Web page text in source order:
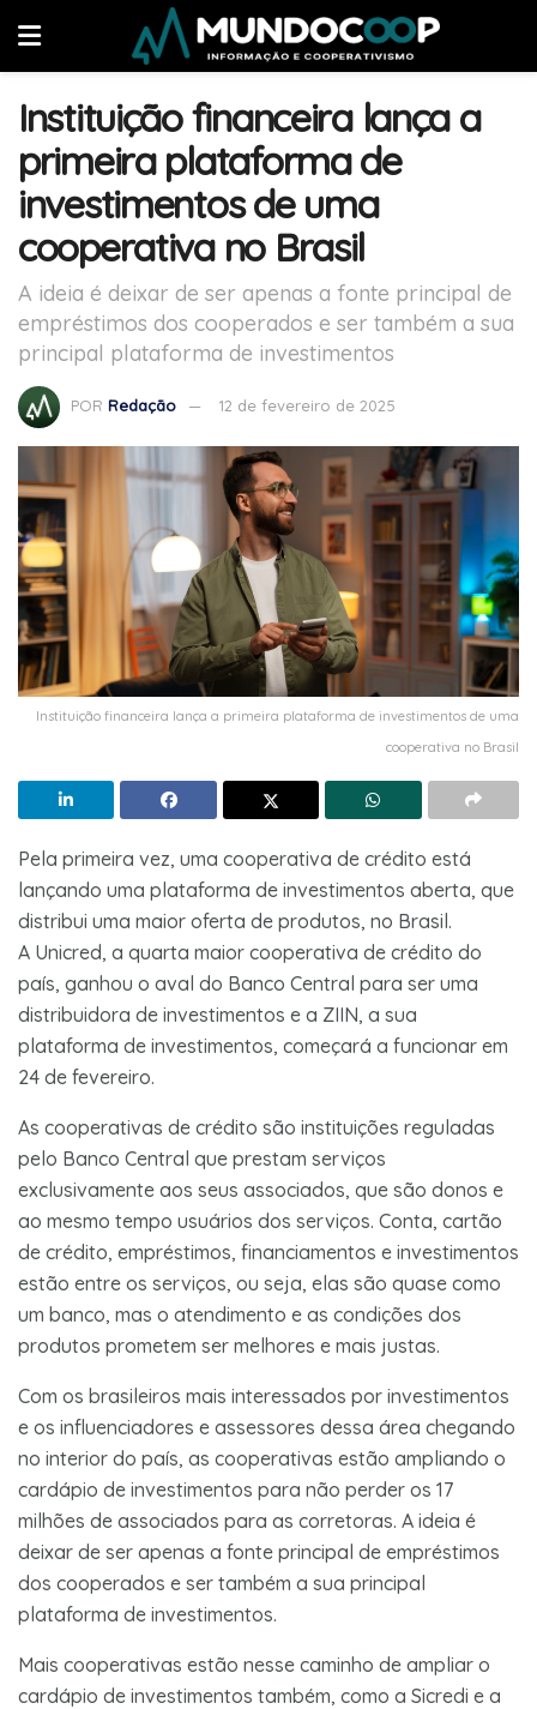
Instituição financeira lança a
primeira plataforma de
investimentos de uma
cooperativa no Brasil
A ideia é deixar de ser apenas a fonte principal de
empréstimos dos cooperados e ser também a sua
principal plataforma de investimentos
POR Redação 12 de fevereiro de 2025
Instituição financeira lança a primeira plataforma de investimentos de uma
cooperativa no Brasil
Pela primeira vez, uma cooperativa de crédito está
lançando uma plataforma de investimentos aberta, que
distribui uma maior oferta de produtos, no Brasil.
A Unicred, a quarta maior cooperativa de crédito do
país, ganhou o aval do Banco Central para ser uma
distribuidora de investimentos e a ZIIN, a sua
plataforma de investimentos, começará a funcionar em
24 de fevereiro.
As cooperativas de crédito são instituições reguladas
pelo Banco Central que prestam serviços
exclusivamente aos seus associados, que são donos e
ao mesmo tempo usuários dos serviços. Conta, cartão
de crédito, empréstimos, financiamentos e investimentos
estão entre os serviços, ou seja, elas são quase como
um banco, mas o atendimento e as condições dos
produtos prometem ser melhores e mais justas.
Com os brasileiros mais interessados por investimentos
e os influenciadores e assessores dessa área chegando
no interior do país, as cooperativas estão ampliando o
cardápio de investimentos para não perder os 17
milhões de associados para as corretoras. A ideia é
deixar de ser apenas a fonte principal de empréstimos
dos cooperados e ser também a sua principal
plataforma de investimentos.
Mais cooperativas estão nesse caminho de ampliar o
cardápio de investimentos também, como a Sicredi e a